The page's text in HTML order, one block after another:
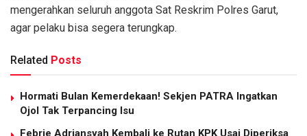
mengerahkan seluruh anggota Sat Reskrim Polres Garut,
agar pelaku bisa segera terungkap.
Related Posts
Hormati Bulan Kemerdekaan! Sekjen PATRA Ingatkan
Ojol Tak Terpancing Isu
Febrie Adriansyah Kembali ke Rutan KPK Usai Diperiksa